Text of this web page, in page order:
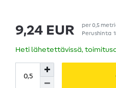
9,24 EUR per0,5
Perushinta
Heti lähetettävissä,